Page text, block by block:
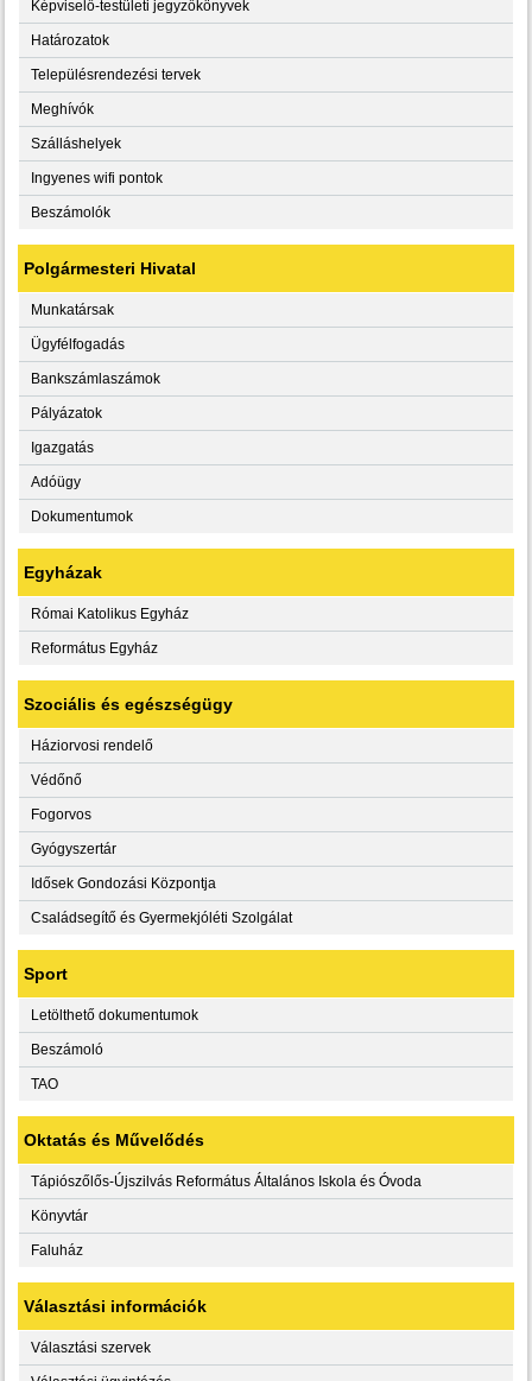
Képviselő-testületi jegyzőkönyvek
Határozatok
Településrendezési tervek
Meghívók
Szálláshelyek
Ingyenes wifi pontok
Beszámolók
Polgármesteri Hivatal
Munkatársak
Ügyfélfogadás
Bankszámlaszámok
Pályázatok
Igazgatás
Adóügy
Dokumentumok
Egyházak
Római Katolikus Egyház
Református Egyház
Szociális és egészségügy
Háziorvosi rendelő
Védőnő
Fogorvos
Gyógyszertár
Idősek Gondozási Központja
Családsegítő és Gyermekjóléti Szolgálat
Sport
Letölthető dokumentumok
Beszámoló
TAO
Oktatás és Művelődés
Tápiószőlős-Újszilvás Református Általános Iskola és Óvoda
Könyvtár
Faluház
Választási információk
Választási szervek